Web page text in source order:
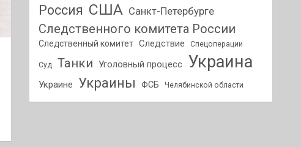
Россия США Санкт-Петербурге
Следственного комитета России
Следственный комитет Следствие Спецоперации
Суд Танки Уголовный процесс Украина
Украине Украины ФСБ Челябинской области